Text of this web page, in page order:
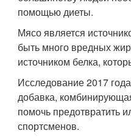
помощью диеты.
Мясо является
быть много вредных
источником белка,
Исследование 2017
добавка,
помочь предотвратить
спортсменов.